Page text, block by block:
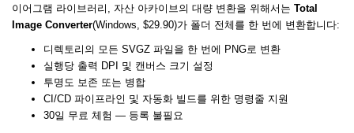
이어그램 라이브러리, 자산 아카이브의 대량 변환을 위해서는 Total
Image Converter(Windows, $29.90)가 폴더 전체를 한 번에 변환합니다:
디렉토리의 모든 SVGZ 파일을 한 번에 PNG로 변환
실행당 출력 DPI 및 캔버스 크기 설정
투명도 보존 또는 병합
CI/CD 파이프라인 및 자동화 빌드를 위한 명령줄 지원
30일 무료 체험 — 등록 불필요